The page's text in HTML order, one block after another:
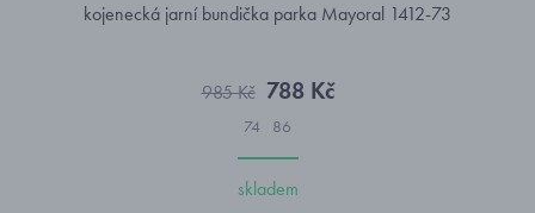
kojenecká jarní bundička parka Mayoral 1412-73
985 Kč 788 Kč
74 86
skladem